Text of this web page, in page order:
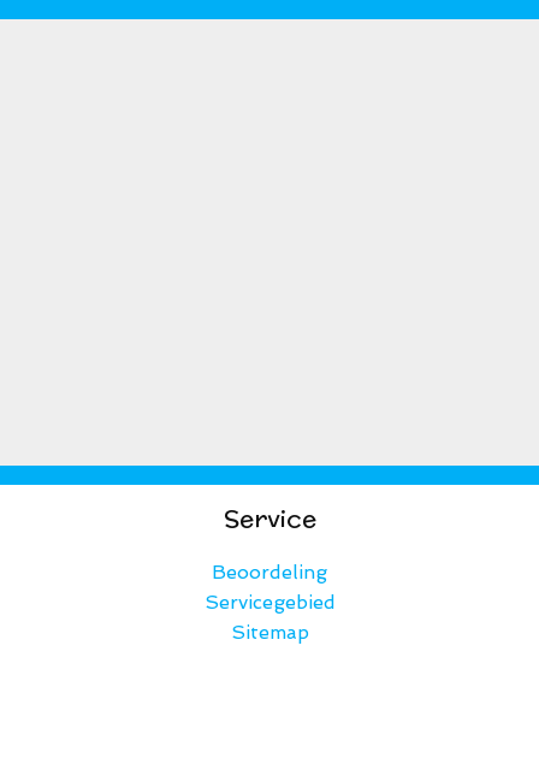
Service
Beoordeling
Servicegebied
Sitemap